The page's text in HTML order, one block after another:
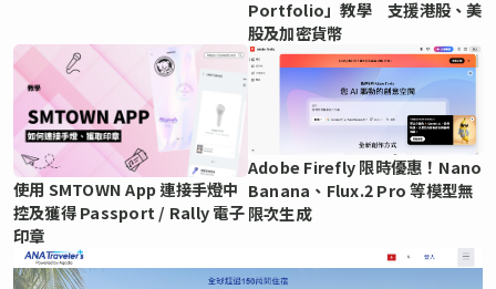
Portfolio」教學 支援港股、美
股及加密貨幣
使用 SMTOWN App 連接手燈中
控及獲得 Passport / Rally 電子
印章
Adobe Firefly 限時優惠！Nano
Banana、Flux.2 Pro 等模型無
限次生成